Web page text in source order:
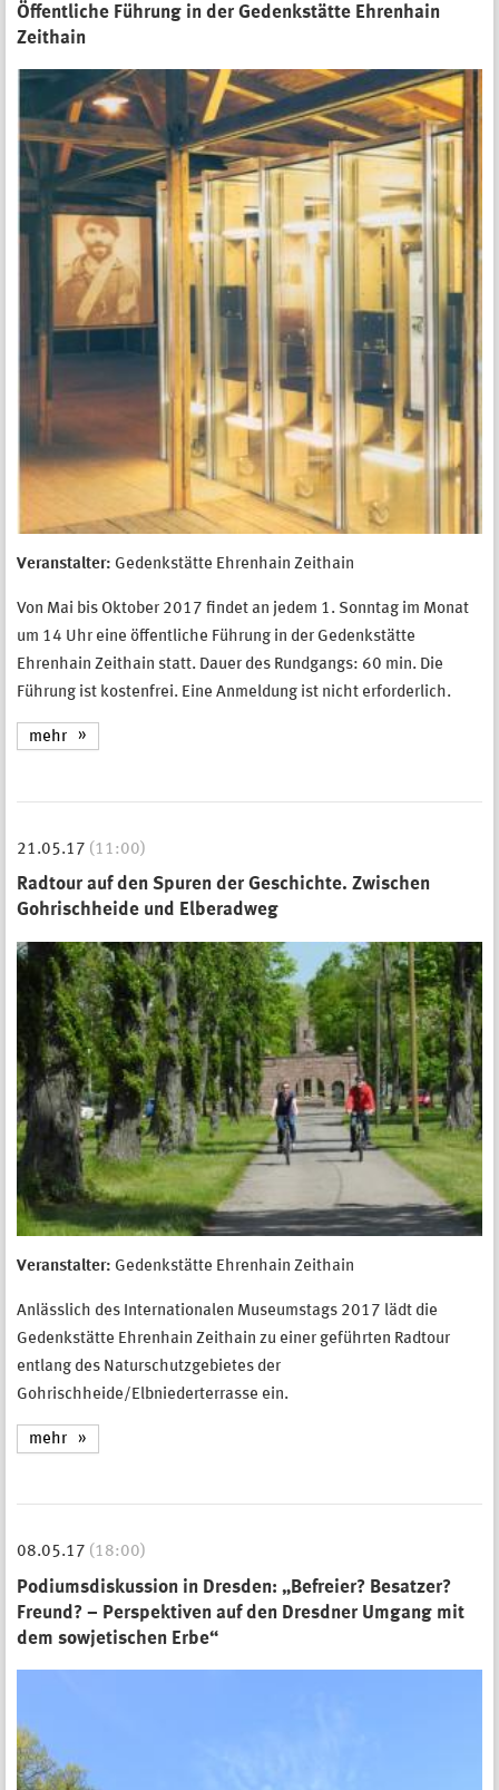
Öffentliche Führung in der Gedenkstätte Ehrenhain
Zeithain
Veranstalter: Gedenkstätte Ehrenhain Zeithain
Von Mai bis Oktober 2017 findet an jedem 1. Sonntag im Monat
um 14 Uhr eine öffentliche Führung in der Gedenkstätte
Ehrenhain Zeithain statt. Dauer des Rundgangs: 60 min. Die
Führung ist kostenfrei. Eine Anmeldung ist nicht erforderlich.
mehr
21.05.17 (11:00)
Radtour auf den Spuren der Geschichte. Zwischen
Gohrischheide und Elberadweg
Veranstalter: Gedenkstätte Ehrenhain Zeithain
Anlässlich des Internationalen Museumstags 2017 lädt die
Gedenkstätte Ehrenhain Zeithain zu einer geführten Radtour
entlang des Naturschutzgebietes der
Gohrischheide/Elbniederterrasse ein.
mehr
08.05.17 (18:00)
Podiumsdiskussion in Dresden: „Befreier? Besatzer?
Freund? – Perspektiven auf den Dresdner Umgang mit
dem sowjetischen Erbe“